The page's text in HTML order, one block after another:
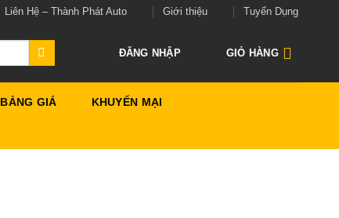
Liên Hệ – Thành Phát Auto Giới thiệu Tuyển Dụng
ĐĂNG NHẬP GIỎ HÀNG
BẢNG GIÁ KHUYẾN MẠI